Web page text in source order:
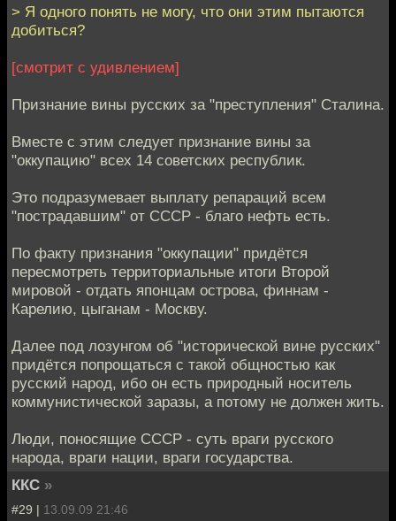
> Я одного понять не могу, что они этим пытаются
добиться?
[смотрит с удивлением]
Признание вины русских за "преступления" Сталина.
Вместе с этим следует признание вины за
"оккупацию" всех 14 советских республик.
Это подразумевает выплату репараций всем
"пострадавшим" от СССР - благо нефть есть.
По факту признания "оккупации" придётся
пересмотреть территориальные итоги Второй
мировой - отдать японцам острова, финнам -
Карелию, цыганам - Москву.
Далее под лозунгом об "исторической вине русских"
придётся попрощаться с такой общностью как
русский народ, ибо он есть природный носитель
коммунистической заразы, а потому не должен жить.
Люди, поносящие СССР - суть враги русского
народа, враги нации, враги государства.
ККС »
#29 | 13.09.09 21:46